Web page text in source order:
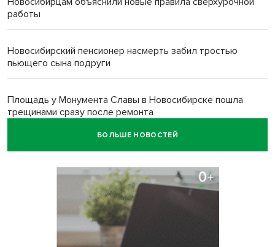
работы
Новосибирский пенсионер насмерть забил тростью
пьющего сына подруги
Площадь у Монумента Славы в Новосибирске пошла
трещинами сразу после ремонта
Африканский врач поразил новосибирцев в травмпункте
Покрытие рулежных дорожек обновили в аэропорту
Толмачево по нацпроекту
БОЛЬШЕ НОВОСТЕЙ